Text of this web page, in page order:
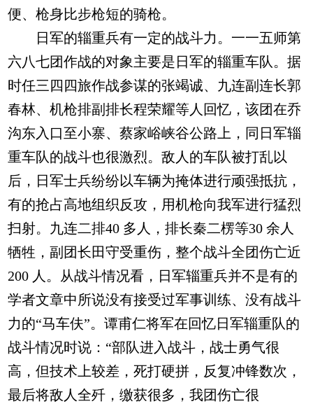
便、枪身比步枪短的骑枪。
日军的辎重兵有一定的战斗力。一一五师第
六八七团作战的对象主要是日军的辎重车队。据
时任三四四旅作战参谋的张竭诚、九连副连长郭
春林、机枪排副排长程荣耀等人回忆，该团在乔
沟东入口至小寨、蔡家峪峡谷公路上，同日军辎
重车队的战斗也很激烈。敌人的车队被打乱以
后，日军士兵纷纷以车辆为掩体进行顽强抵抗，
有的抢占高地组织反攻，用机枪向我军进行猛烈
扫射。九连二排40 多人，排长秦二楞等30 余人
牺牲，副团长田守受重伤，整个战斗全团伤亡近
200 人。从战斗情况看，日军辎重兵并不是有的
学者文章中所说没有接受过军事训练、没有战斗
力的“马车伕”。谭甫仁将军在回忆日军辎重队的
战斗情况时说：“部队进入战斗，战士勇气很
高，但技术上较差，死打硬拼，反复冲锋数次，
最后将敌人全歼，缴获很多，我团伤亡很